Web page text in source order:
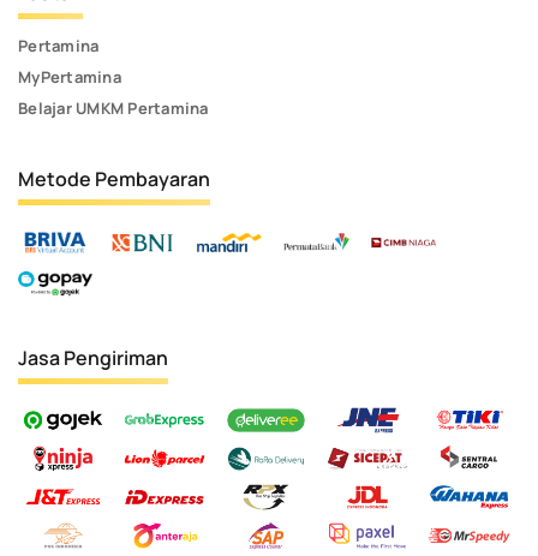
Pertamina
MyPertamina
Belajar UMKM Pertamina
Metode Pembayaran
Jasa Pengiriman